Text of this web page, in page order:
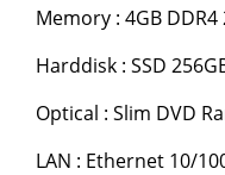
Memory : 4GB DDR4
Harddisk : SSD
Optical : Slim DVD
LAN : Ethernet 10/